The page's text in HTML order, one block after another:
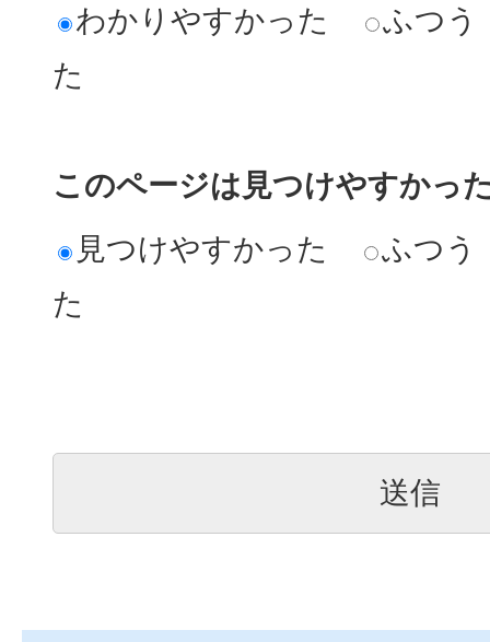
わかりやすかった
ふつう
た
このページは見つけやすかっ
見つけやすかった
ふつう
た